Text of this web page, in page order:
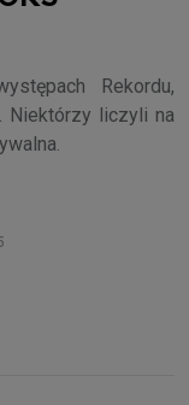
Rekordu,
Niektórzy liczyli na